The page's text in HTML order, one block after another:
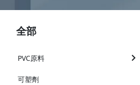
全部
PVC原料
可塑劑